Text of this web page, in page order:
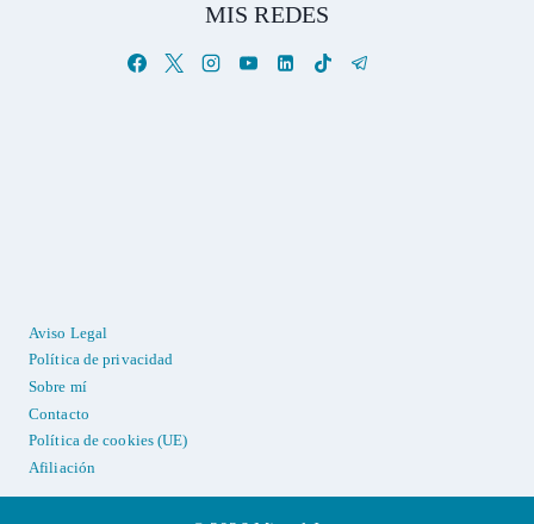
MIS REDES
Aviso Legal
Política de privacidad
Sobre mí
Contacto
Política de cookies (UE)
Afiliación